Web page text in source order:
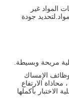
المواد غير
جودة
وظائف الإمساك
محاذاة الارتفاع
بأكملها